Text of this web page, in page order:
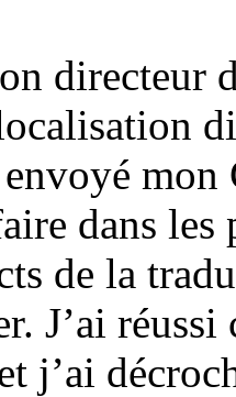
directeur
mon
dans
de la
J’ai
j’ai